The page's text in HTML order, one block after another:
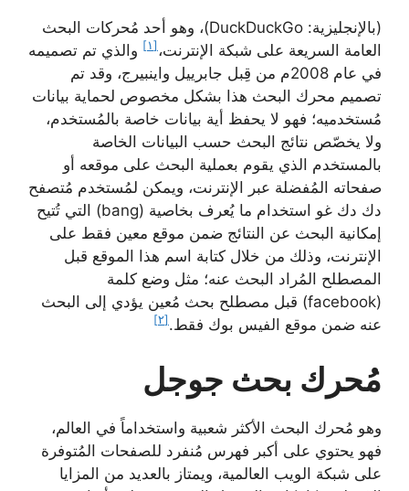
(بالإنجليزية: DuckDuckGo)، وهو أحد مُحركات البحث
العامة السريعة على شبكة الإنترنت، [١]
والذي تم تصميمه
في عام 2008م من قِبل جابرييل واينبيرج، وقد تم
تصميم محرك البحث هذا بشكل مخصوص لحماية بيانات
مُستخدميه؛ فهو لا يحفظ أية بيانات خاصة بالمُستخدم،
ولا يخصّص نتائج البحث حسب البيانات الخاصة
بالمستخدم الذي يقوم بعملية البحث على موقعه أو
صفحاته المُفضلة عبر الإنترنت، ويمكن لمُستخدم مُتصفح
دك دك غو استخدام ما يُعرف بخاصية (bang) التي تُتيح
إمكانية البحث عن النتائج ضمن موقع معين فقط على
الإنترنت، وذلك من خلال كتابة اسم هذا الموقع قبل
المصطلح المُراد البحث عنه؛ مثل وضع كلمة
(facebook) قبل مصطلح بحث مُعين يؤدي إلى البحث
عنه ضمن موقع الفيس بوك فقط. [٢]
مُحرك بحث جوجل
وهو مُحرك البحث الأكثر شعبية واستخداماً في العالم،
فهو يحتوي على أكبر فهرس مُنفرد للصفحات المُتوفرة
على شبكة الويب العالمية، ويمتاز بالعديد من المزايا